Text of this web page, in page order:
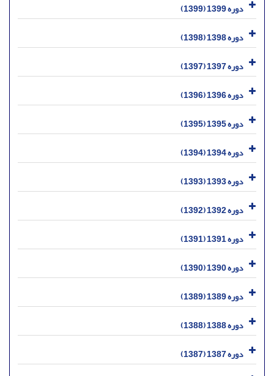
دوره 1399 (1399)
دوره 1398 (1398)
دوره 1397 (1397)
دوره 1396 (1396)
دوره 1395 (1395)
دوره 1394 (1394)
دوره 1393 (1393)
دوره 1392 (1392)
دوره 1391 (1391)
دوره 1390 (1390)
دوره 1389 (1389)
دوره 1388 (1388)
دوره 1387 (1387)